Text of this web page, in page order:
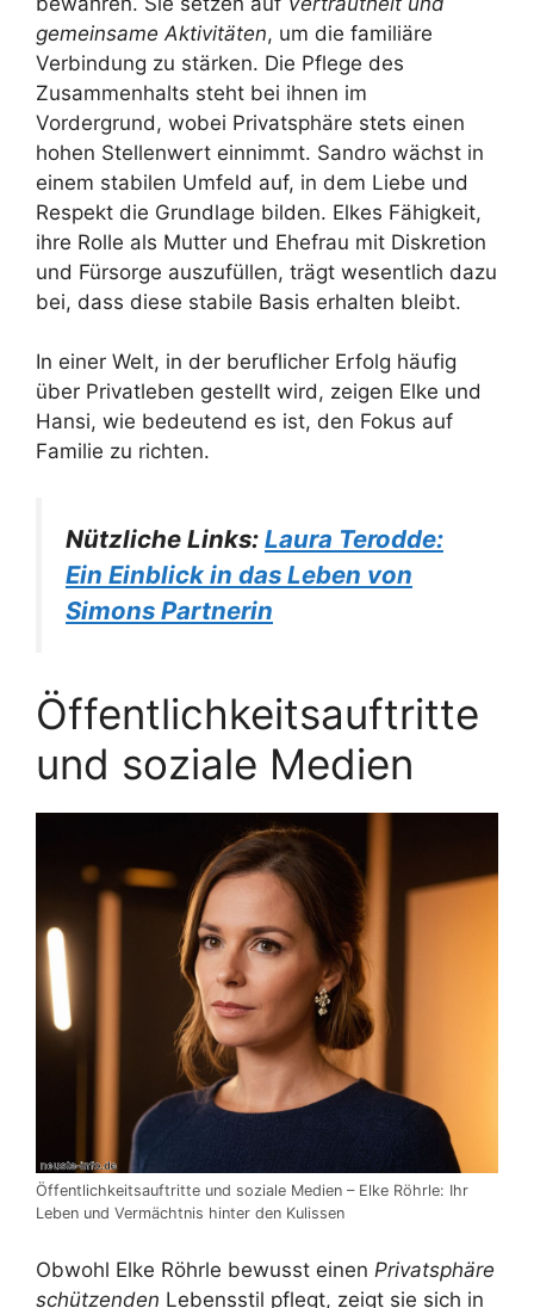
gemeinsame Aktivitäten, um die familiäre
Verbindung zu stärken. Die Pflege des
Zusammenhalts steht bei ihnen im
Vordergrund, wobei Privatsphäre stets einen
hohen Stellenwert einnimmt. Sandro wächst in
einem stabilen Umfeld auf, in dem Liebe und
Respekt die Grundlage bilden. Elkes Fähigkeit,
ihre Rolle als Mutter und Ehefrau mit Diskretion
und Fürsorge auszufüllen, trägt wesentlich dazu
bei, dass diese stabile Basis erhalten bleibt.
In einer Welt, in der beruflicher Erfolg häufig
über Privatleben gestellt wird, zeigen Elke und
Hansi, wie bedeutend es ist, den Fokus auf
Familie zu richten.
Nützliche Links: Laura Terodde:
Ein Einblick in das Leben von
Simons Partnerin
Öffentlichkeitsauftritte
und soziale Medien
Öffentlichkeitsauftritte und soziale Medien – Elke Röhrle: Ihr
Leben und Vermächtnis hinter den Kulissen
Obwohl Elke Röhrle bewusst einen Privatsphäre
schützenden Lebensstil pflegt, zeigt sie sich in